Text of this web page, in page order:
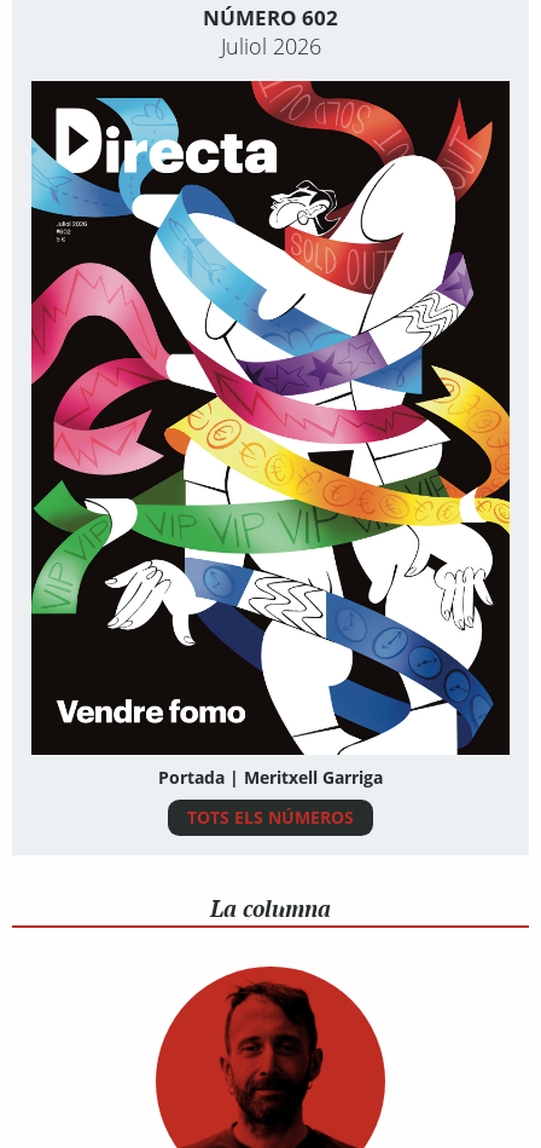
NÚMERO 602
Juliol 2026
Portada | Meritxell Garriga
TOTS ELS NÚMEROS
La columna